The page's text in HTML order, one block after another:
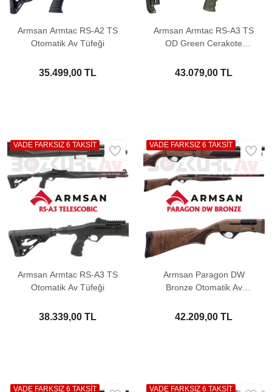
Armsan Armtac RS-A2 TS
Otomatik Av Tüfeği
35.499,00 TL
Armsan Armtac RS-A3 TS
OD Green Cerakote
43.079,00 TL
Armsan Armtac RS-A3 TS
Otomatik Av Tüfeği
38.339,00 TL
VADE FARKSIZ 6 TAKSİT
Armsan Paragon DW
Bronze Otomatik Av
42.209,00 TL
VADE FARKSIZ 6 TAKSİT
VADE FARKSIZ 6 TAKSİT VADE FARKSIZ 6 TAKSİT